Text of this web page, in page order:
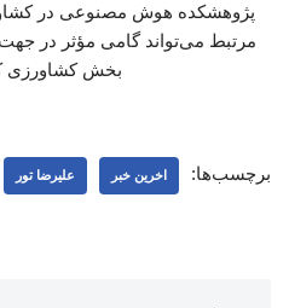
پژوهشکده هوش مصنوعی در
مرتبط می‌تواند گامی مؤثر در جهت
بخش کشاورزی
برچسب‌ها: اخرین خبر علیرضا تور